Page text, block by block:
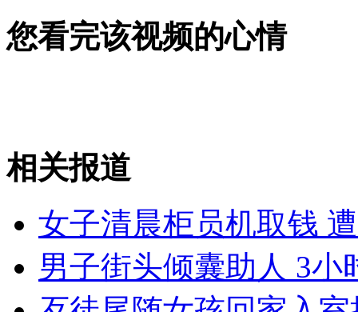
河南8旬“养鸟达人”饲养百灵百余只
山西运城恶犬咬伤多人 警民合力深夜将其击毙
女孩北京地铁殴打老人 痛下狠手拳打脚踢
您看完该视频的心情
相关报道
女子清晨柜员机取钱
男子街头倾囊助人 3